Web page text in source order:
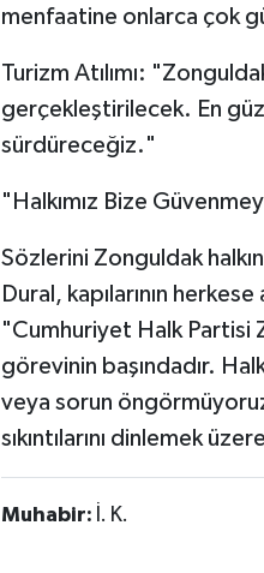
menfaatine onlarca çok
​Turizm Atılımı:
gerçekleştirilecek. En
sürdüreceğiz."
​"Halkımız Bize
​Sözlerini Zonguldak
Dural, kapılarının
​"Cumhuriyet Halk Partisi
görevinin başındadır.
veya sorun
sıkıntılarını dinlemek
Muhabir: İ. K.